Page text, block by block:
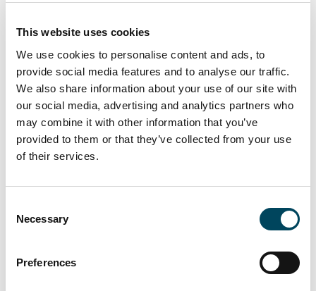
This website uses cookies
We use cookies to personalise content and ads, to
provide social media features and to analyse our traffic.
We also share information about your use of our site with
our social media, advertising and analytics partners who
may combine it with other information that you’ve
provided to them or that they’ve collected from your use
of their services.
Selection
Necessary
Preferences
markkinan kannalta, mutta odotukset
loppuvuodelle ovat kuitenkin neutraalit.
Catella CREDIn voi tilata veloituksetta
yhteistyökumppanimme ja asiakkaamme
sähköpostitse:info@catella.fi
toimitusjohtaja